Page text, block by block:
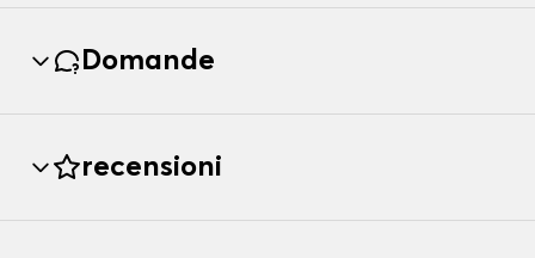
Domande
recensioni